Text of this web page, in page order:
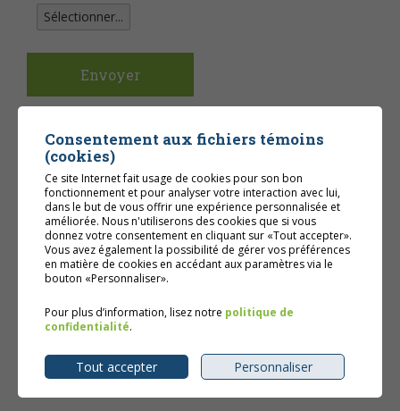
Sélectionner...
Envoyer
Consentement aux fichiers témoins
(cookies)
Ce site Internet fait usage de cookies pour son bon
fonctionnement et pour analyser votre interaction avec lui,
dans le but de vous offrir une expérience personnalisée et
améliorée. Nous n'utiliserons des cookies que si vous
donnez votre consentement en cliquant sur «Tout accepter».
Vous avez également la possibilité de gérer vos préférences
en matière de cookies en accédant aux paramètres via le
bouton «Personnaliser».
Pour plus d’information, lisez notre politique de
confidentialité.
Tout accepter Personnaliser